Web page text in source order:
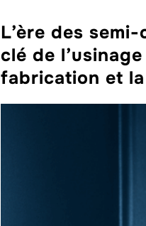
L’ère des
clé de
fabrication et